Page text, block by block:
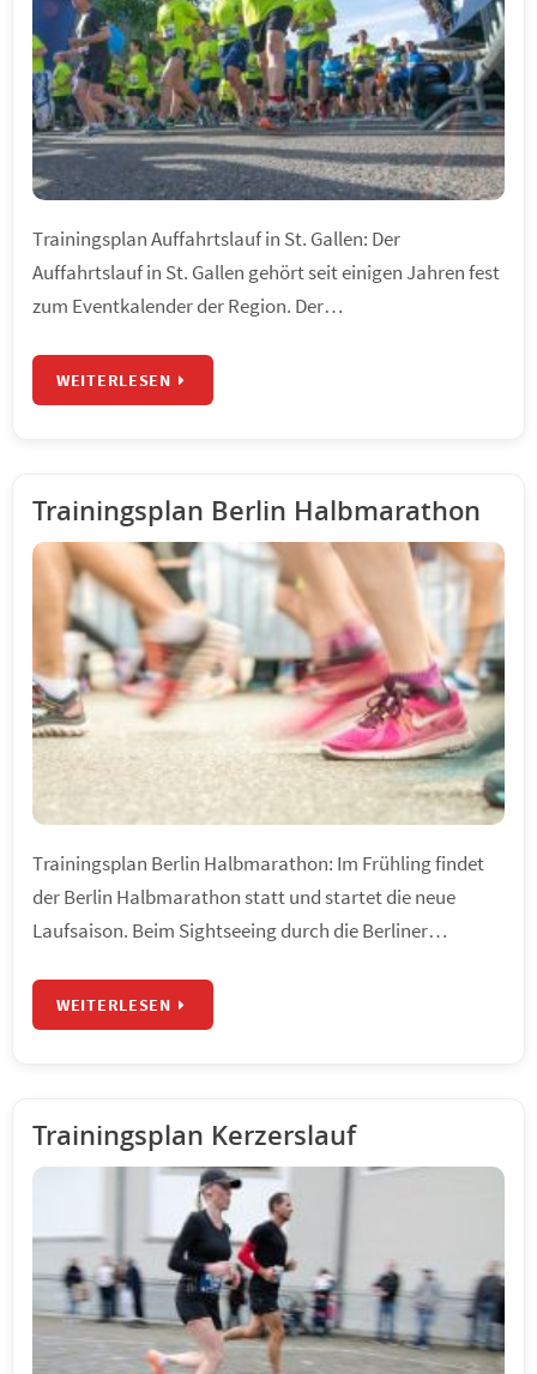
Trainingsplan Auffahrtslauf in St. Gallen: Der
Auffahrtslauf in St. Gallen gehört seit einigen Jahren fest
zum Eventkalender der Region. Der…
WEITERLESEN
Trainingsplan Berlin Halbmarathon
Trainingsplan Berlin Halbmarathon: Im Frühling findet
der Berlin Halbmarathon statt und startet die neue
Laufsaison. Beim Sightseeing durch die Berliner…
WEITERLESEN
Trainingsplan Kerzerslauf